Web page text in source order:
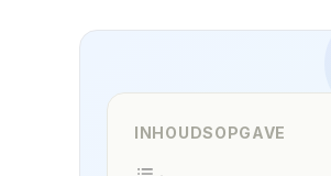
INHOUDSOPGAVE